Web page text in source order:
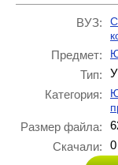
ВУЗ:
Предмет:
Тип:
Категория:
Размер файла:
Скачали:
0